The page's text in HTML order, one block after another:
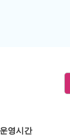
운영시간